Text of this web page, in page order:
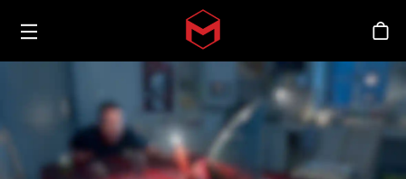
Skip to main content